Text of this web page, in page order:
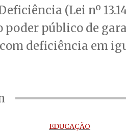
(Lei nº
poder público de
com deficiência em
EDUCAÇÃO